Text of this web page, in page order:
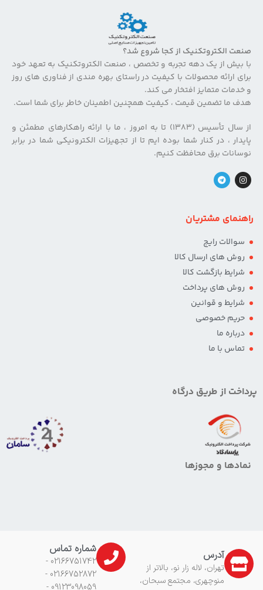
صنعت الکتروتکنیک از کجا شروع شد؟
با بیش از یک دهه تجربه و تخصص ، صنعت الکتروتکنیک به تعهد خود
برای ارائه محصولات با کیفیت در راستای بهره مندی از فناوری های روز
و خدمات متمایز افتخار می کند.
هدف ما تضمین قیمت ، کیفیت همچنین اطمینان خاطر برای شما است.
از سال تأسیس (۱۳۸۳) تا به امروز ، ما با ارائه راهکارهای مطمئن و
پایدار ، در کنار شما بوده ایم تا از تجهیزات الکترونیکی شما در برابر
نوسانات برق محافظت کنیم.
راهنمای مشتریان
سوالات رایج
روش های ارسال کالا
شرایط بازگشت کالا
روش های پرداخت
شرایط و قوانین
حریم خصوصی
درباره ما
تماس با ما
پرداخت از طریق درگاه
نمادها و مجوزها
آدرس
تهران، لاله زار نو، بالاتر از
منوچهری، مجتمع سبحان،
شماره تماس
02166751742 -
02166752872 -
09123098059 -